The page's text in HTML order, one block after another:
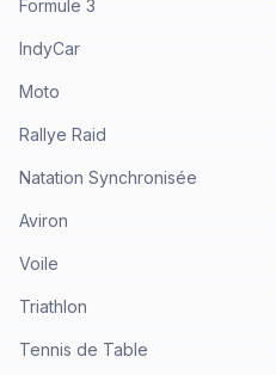
Formule 3
IndyCar
Moto
Rallye Raid
Natation Synchronisée
Aviron
Voile
Triathlon
Tennis de Table